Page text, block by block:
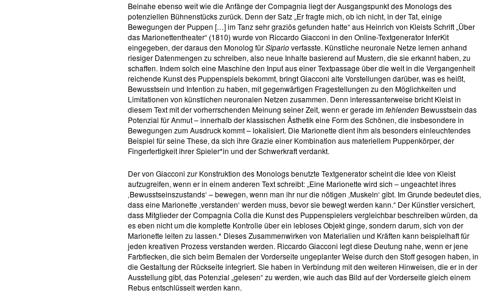
Beinahe ebenso weit wie die Anfänge der Compagnia liegt der Ausgangspunkt des Monologs des
potenziellen Bühnenstücks zurück. Denn der Satz „Er fragte mich, ob ich nicht, in der Tat, einige
Bewegungen der Puppen […] im Tanz sehr graziös gefunden hatte“ aus Heinrich von Kleists Schrift „Über
das Marionettentheater“ (1810) wurde von Riccardo Giacconi in den Online-Textgenerator InferKit
eingegeben, der daraus den Monolog fürSiparioverfasste. Künstliche neuronale Netze lernen anhand
riesiger Datenmengen zu schreiben, also neue Inhalte basierend auf Mustern, die sie erkannt haben, zu
schaffen. Indem solch eine Maschine den Input aus einer Textpassage über die weit in die Vergangenheit
reichende Kunst des Puppenspiels bekommt, bringt Giacconi alte Vorstellungen darüber, was es heißt,
Bewusstsein und Intention zu haben, mit gegenwärtigen Fragestellungen zu den Möglichkeiten und
Limitationen von künstlichen neuronalen Netzen zusammen. Denn interessanterweise bricht Kleist in
diesem Text mit der vorherrschenden Meinung seiner Zeit, wenn er gerade imfehlenden Bewusstsein das
Potenzial für Anmut – innerhalb der klassischen Ästhetik eine Form des Schönen, die insbesondere in
Bewegungen zum Ausdruck kommt – lokalisiert. Die Marionette dient ihm als besonders einleuchtendes
Beispiel für seine These, da sich ihre Grazie einer Kombination aus materiellem Puppenkörper, der
Fingerfertigkeit ihrer Spieler*in und der Schwerkraft verdankt.
Der von Giacconi zur Konstruktion des Monologs benutzte Textgenerator scheint die Idee von Kleist
aufzugreifen, wenn er in einem anderen Text schreibt: „Eine Marionette wird sich – ungeachtet ihres
‚Bewusstseinszustands‘ – bewegen, wenn man ihr nur die nötigen ‚Muskeln‘ gibt. Im Grunde bedeutet dies,
dass eine Marionette ‚verstanden‘ werden muss, bevor sie bewegt werden kann.“ Der Künstler versichert,
dass Mitglieder der Compagnia Colla die Kunst des Puppenspielers vergleichbar beschreiben würden, da
es eben nicht um die komplette Kontrolle über ein lebloses Objekt ginge, sondern darum, sich von der
Marionette leiten zu lassen.* Dieses Zusammenwirken von Materialien und Kräften kann beispielhaft für
jeden kreativen Prozess verstanden werden. Riccardo Giacconi legt diese Deutung nahe, wenn er jene
Farbflecken, die sich beim Bemalen der Vorderseite ungeplanter Weise durch den Stoff gesogen haben, in
die Gestaltung der Rückseite integriert. Sie haben in Verbindung mit den weiteren Hinweisen, die er in der
Ausstellung gibt, das Potenzial „gelesen“ zu werden, wie auch das Bild auf der Vorderseite gleich einem
Rebus entschlüsselt werden kann.